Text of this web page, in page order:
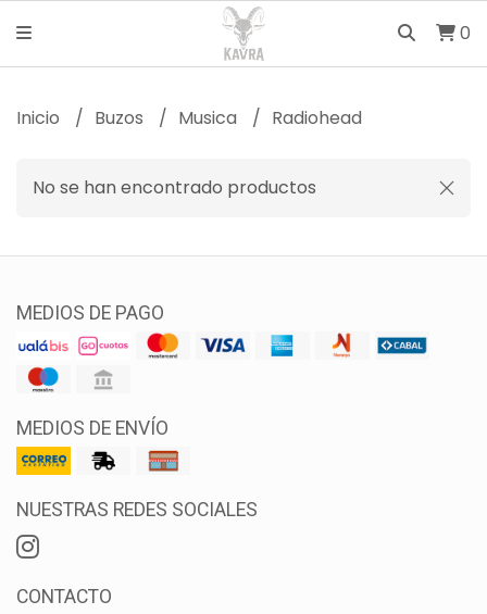
0
Inicio Buzos Musica Radiohead
No se han encontrado productos
MEDIOS DE PAGO
MEDIOS DE ENVÍO
NUESTRAS REDES SOCIALES
CONTACTO